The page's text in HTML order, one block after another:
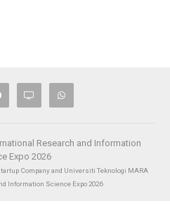
Research and Information
Expo 2026
Company and Universiti Teknologi MARA
Information Science Expo 2026